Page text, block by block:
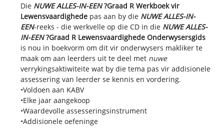
Die NUWE ALLES-IN-EEN?Graad R Werkboek vir
Lewensvaardighede pas aan by die NUWE ALLES-IN-
EEN-reeks - die werkvelle op die CD in die NUWE ALLES-
IN-EEN?Graad R Lewensvaardighede Onderwysersgids
is nou in boekvorm om dit vir onderwysers makliker te
maak om aan leerders uit te deel met nuwe
verrykingsaktiwiteite wat by die tema pas vir addisionele
assessering van leerder se kennis en vordering.
•Voldoen aan KABV
•Elke jaar aangekoop
•Waardevolle assesseringsinstrument
•Addisionele oefeninge